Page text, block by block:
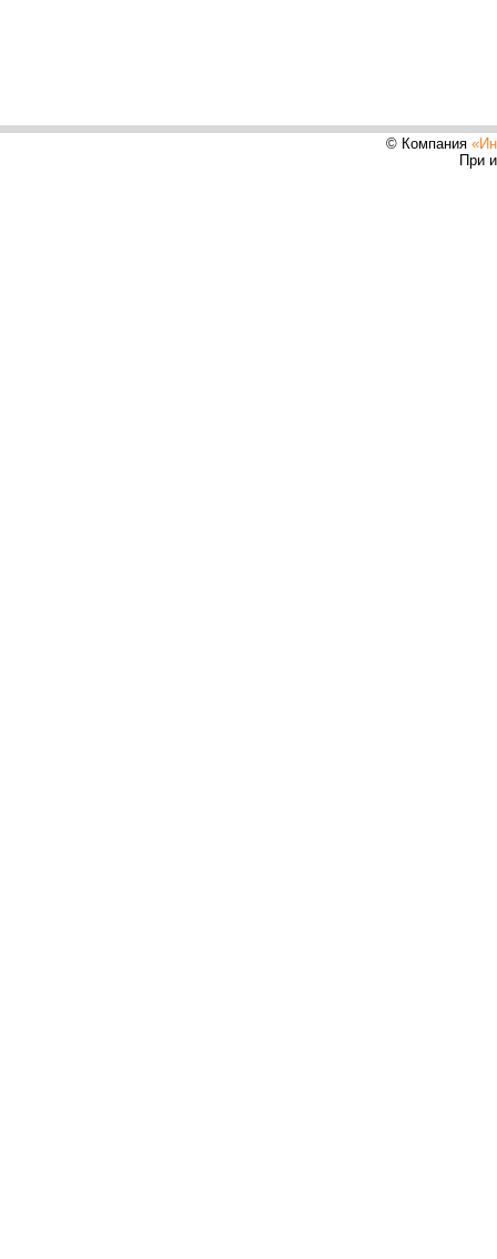
© Компания
При